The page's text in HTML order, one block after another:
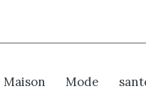
Maison Mode